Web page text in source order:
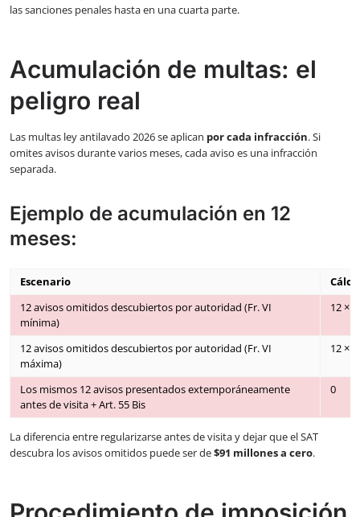
las sanciones penales hasta en una cuarta parte.
Acumulación de multas: el
peligro real
Las multas ley antilavado 2026 se aplican por cada infracción. Si
omites avisos durante varios meses, cada aviso es una infracción
separada.
Ejemplo de acumulación en 12
meses:
Escenario
12 avisos omitidos descubiertos por autoridad (Fr. VI
mínima)
12 ×
12 avisos omitidos descubiertos por autoridad (Fr. VI
máxima)
12 ×
Los mismos 12 avisos presentados extemporáneamente
antes de visita + Art. 55 Bis
0
La diferencia entre regularizarse antes de visita y dejar que el SAT
descubra los avisos omitidos puede ser de$91 millones a cero.